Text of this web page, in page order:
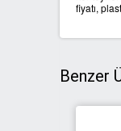
fiyatı,
Benzer